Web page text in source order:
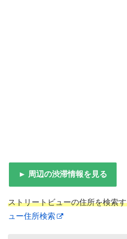
► 周辺の渋滞情報を見る
ストリートビューの住所を検索
ュー住所検索